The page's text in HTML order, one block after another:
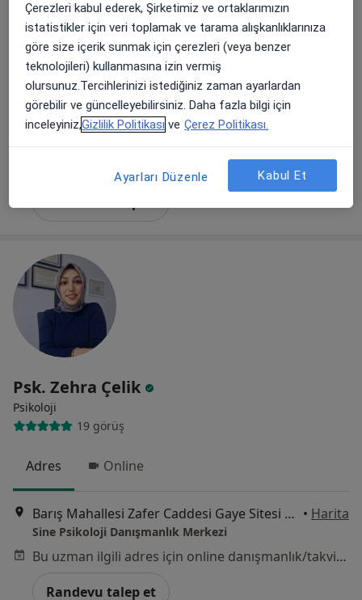
Psikoloji
19 görüş
Adres Online
Bu uzman ilgili adres için online danışmanlık/takvim sunmuyor.
Psk. Zehra Çelik
Psikoloji
19 görüş
Adres Online
Barış Mahallesi Zafer Caddesi Gaye Sitesi C1 Blok K:1 D:2 Beylikdüzü, İstanbul • Harita
Sine Psikoloji Danışmanlık Merkezi
Bu uzman ilgili adres için online danışmanlık/takvim sunmuyor.
Randevu talep et
Çerezleri kabul ederek, Şirketimiz ve ortaklarımızın
istatistikler için veri toplamak ve tarama alışkanlıklarınıza
göre size içerik sunmak için çerezleri (veya benzer
teknolojileri) kullanmasına izin vermiş
olursunuz.Tercihlerinizi istediğiniz zaman ayarlardan
görebilir ve güncelleyebilirsiniz. Daha fazla bilgi için
inceleyiniz,Gizlilik Politikası ve Çerez Politikası.
Ayarları Düzenle Kabul Et